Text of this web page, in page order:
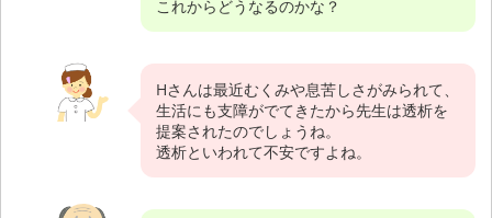
これからどうなるのかな？
Hさんは最近むくみや息苦しさがみられて、
生活にも支障がでてきたから先生は透析を
提案されたのでしょうね。
透析といわれて不安ですよね。